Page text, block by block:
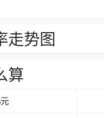
走势图
算